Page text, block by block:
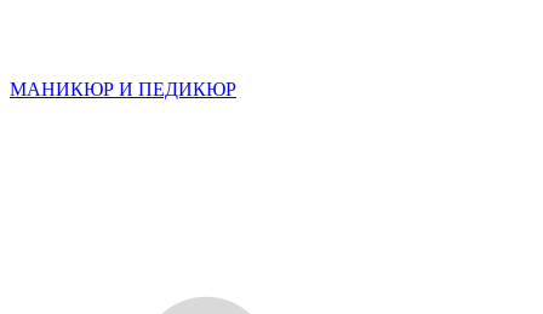
МАНИКЮР И ПЕДИКЮР